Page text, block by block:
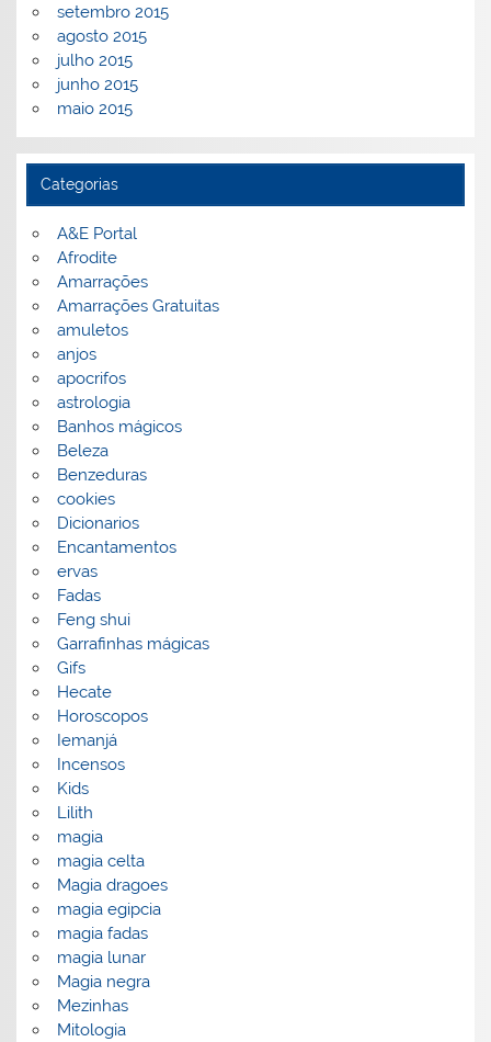
setembro 2015
agosto 2015
julho 2015
junho 2015
maio 2015
Categorias
A&E Portal
Afrodite
Amarrações
Amarrações Gratuitas
amuletos
anjos
apocrifos
astrologia
Banhos mágicos
Beleza
Benzeduras
cookies
Dicionarios
Encantamentos
ervas
Fadas
Feng shui
Garrafinhas mágicas
Gifs
Hecate
Horoscopos
Iemanjá
Incensos
Kids
Lilith
magia
magia celta
Magia dragoes
magia egipcia
magia fadas
magia lunar
Magia negra
Mezinhas
Mitologia